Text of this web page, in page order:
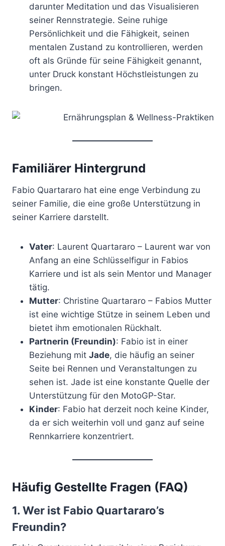
darunter Meditation und das Visualisieren
seiner Rennstrategie. Seine ruhige
Persönlichkeit und die Fähigkeit, seinen
mentalen Zustand zu kontrollieren, werden
oft als Gründe für seine Fähigkeit genannt,
unter Druck konstant Höchstleistungen zu
bringen.
Familiärer Hintergrund
Fabio Quartararo hat eine enge Verbindung zu
seiner Familie, die eine große Unterstützung in
seiner Karriere darstellt.
Vater: Laurent Quartararo – Laurent war von
Anfang an eine Schlüsselfigur in Fabios
Karriere und ist als sein Mentor und Manager
tätig.
Mutter: Christine Quartararo – Fabios Mutter
ist eine wichtige Stütze in seinem Leben und
bietet ihm emotionalen Rückhalt.
Partnerin (Freundin): Fabio ist in einer
Beziehung mit Jade, die häufig an seiner
Seite bei Rennen und Veranstaltungen zu
sehen ist. Jade ist eine konstante Quelle der
Unterstützung für den MotoGP-Star.
Kinder: Fabio hat derzeit noch keine Kinder,
da er sich weiterhin voll und ganz auf seine
Rennkarriere konzentriert.
Häufig Gestellte Fragen (FAQ)
1. Wer ist Fabio Quartararo’s
Freundin?